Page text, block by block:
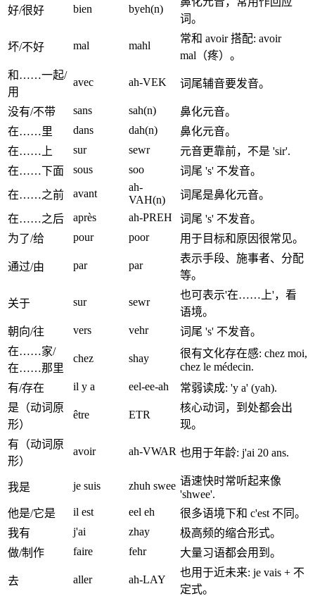
好/很好 bien byeh(n)
词。
坏/不好 mal mahl
常和 avoir 搭配: avoir
mal（疼）。
和……一起/
用
avec ah-VEK 词尾辅音要发音。
没有/不带 sans sah(n)
鼻化元音。
在……里
dans dah(n)
鼻化元音。
在……上
sur sewr
元音更靠前，不是 'sir'.
在……下面
sous soo
词尾 's' 不发音。
在……之前
avant
ah-
VAH(n)
词尾是鼻化元音。
在……之后
après ah-PREH
词尾 's' 不发音。
为了/给
pour poor 用于目标和原因很常见。
通过/由 par par
表示手段、施事者、分配
等。
关于 sur sewr
也可表示'在……上'，看
语境。
朝向/往
vers vehr
词尾 's' 不发音。
在……家/
在……那里
chez shay
很有文化存在感: chez moi,
chez le médecin.
有/存在
il y a eel-ee-ah
常弱读成: 'y a' (yah).
是（动词原
形）
être ETR
核心动词，到处都会出
现。
有（动词原
形）
avoir ah-VWAR 也用于年龄: j'ai 20 ans.
我是 je suis zhuh swee 语速快时常听起来像
'shwee'.
他是/它是
il est eel eh
很多语境下和 c'est 不同。
我有
j'ai zhay
极高频的缩合形式。
做/制作
faire fehr 大量习语都会用到。
去 aller ah-LAY
也用于近未来: je vais + 不
定式。